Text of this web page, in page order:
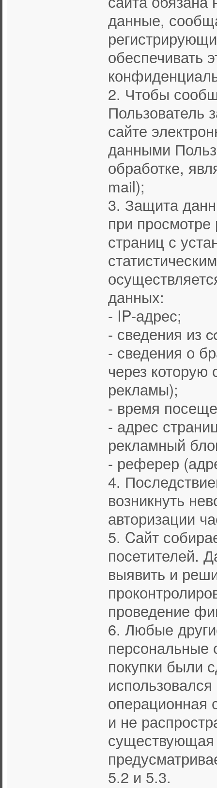
данные,
обеспечивать
2. Чтобы
Пользователь
сайте
данными
обработке,
mail);
3. Защита
при
страниц с
данных:
- IP-адрес;
- сведения из
- сведения о
через которую
рекламы);
- время
- адрес
рекламный
- реферер
4.
возникнуть
авторизации
5. Cайт
посетителей.
выявить и
проведение
6. Любые
персональные
покупки были
операционная
и не
существующая
5.2 и 5.3.